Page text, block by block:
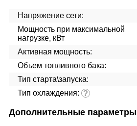
Напряжение сети:
Мощность при максимальной
нагрузке, кВт
Активная мощность:
Объем топливного бака:
Тип старта\запуска:
Тип охлаждения: ?
Дополнительные параметры